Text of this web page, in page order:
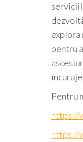
pentru
Pentru
https://
https://